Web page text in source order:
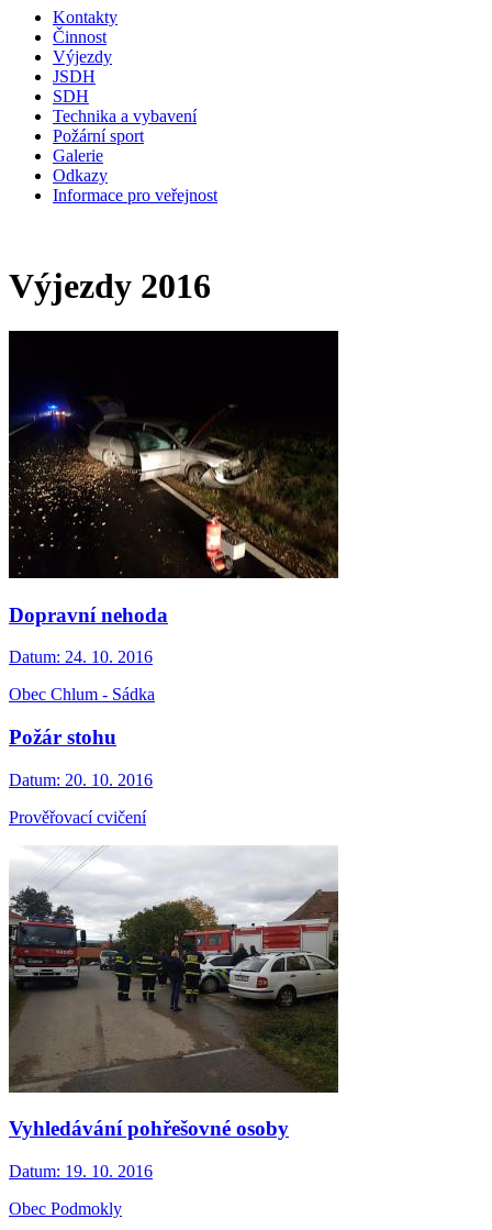
Kontakty
Činnost
Výjezdy
JSDH
SDH
Technika a vybavení
Požární sport
Galerie
Odkazy
Informace pro veřejnost
Výjezdy 2016
Dopravní nehoda
Datum: 24. 10. 2016
Obec Chlum - Sádka
Požár stohu
Datum: 20. 10. 2016
Prověřovací cvičení
Vyhledávání pohřešovné osoby
Datum: 19. 10. 2016
Obec Podmokly